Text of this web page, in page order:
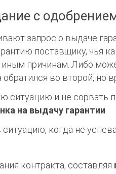
с
запрос о выдаче
поставщику, чья
иным причинам. Либо
во второй, но
ситуацию и не сорвать
на выдачу гарантии
когда не
контракта, составляя